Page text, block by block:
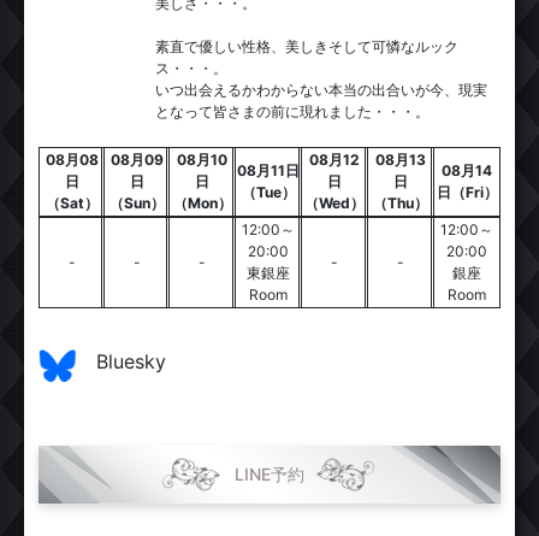
素直で優しい性格、美しきそして可憐なルック
ス・・・。
いつ出会えるかわからない本当の出合いが今、現実
となって皆さまの前に現れました・・・。
08月08
日
（Sat）
08月09
日
（Sun）
08月10
日
（Mon）
08月11日
（Tue）
08月12
日
（Wed）
08月13
日
（Thu）
08月14
日（Fri）
- - -
12:00～
20:00
東銀座
Room
- -
12:00～
20:00
銀座
Room
Bluesky
LINE予約